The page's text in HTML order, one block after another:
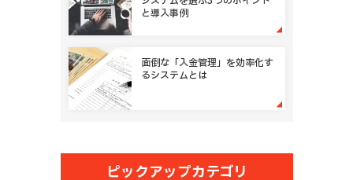
と導入事例
面倒な「入金管理」を効率化す
るシステムとは
ピックアップカテゴリ